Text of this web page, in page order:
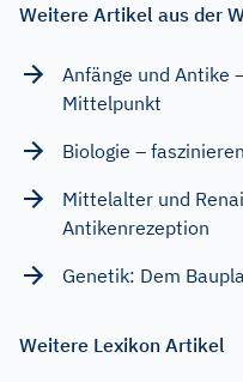
Weitere Artikel aus der
Anfänge und Antike
Mittelpunkt
Biologie –
Mittelalter und
Antikenrezeption
Genetik: Dem
Weitere Lexikon Artikel